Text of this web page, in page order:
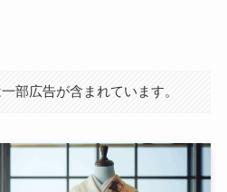
部広告が含まれています。